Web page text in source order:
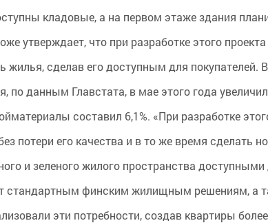
кладовые, а на первом этаже здания
утверждает, что при разработке этого
сделав его доступным для покупателей.
по данным Главстата, в мае этого года
составил 6,1%. «При разработке
потери его качества и в то же время сделать
и зеленого жилого пространства доступными
стандартным финским жилищным решениям, а
эти потребности, создав квартиры